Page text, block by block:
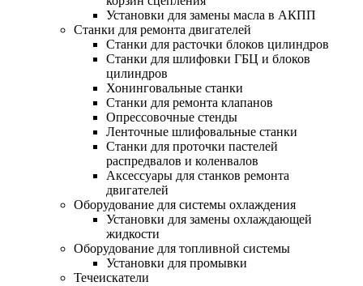
Установки для замены масла в АКПП
Станки для ремонта двигателей
Станки для расточки блоков цилиндров
Станки для шлифовки ГБЦ и блоков
цилиндров
Хонинговальные станки
Станки для ремонта клапанов
Опрессовочные стенды
Ленточные шлифовальные станки
Станки для проточки пастелей
распредвалов и коленвалов
Аксессуары для станков ремонта
двигателей
Оборудование для системы охлаждения
Установки для замены охлаждающей
жидкости
Оборудование для топливной системы
Установки для промывки
Течеискатели